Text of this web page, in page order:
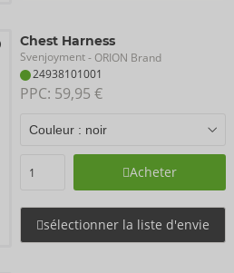
Chest Harness
Svenjoyment- ORION Brand
24938101001
PPC: 59,95 €
Acheter
sélectionner la liste d'envie